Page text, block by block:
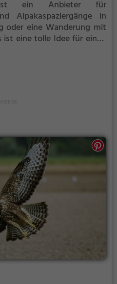
ist ein Anbieter für
Alpakaspaziergänge in
oder eine Wanderung mit
eine tolle Idee für einen
Tiere strahlen eine
werden daher auch